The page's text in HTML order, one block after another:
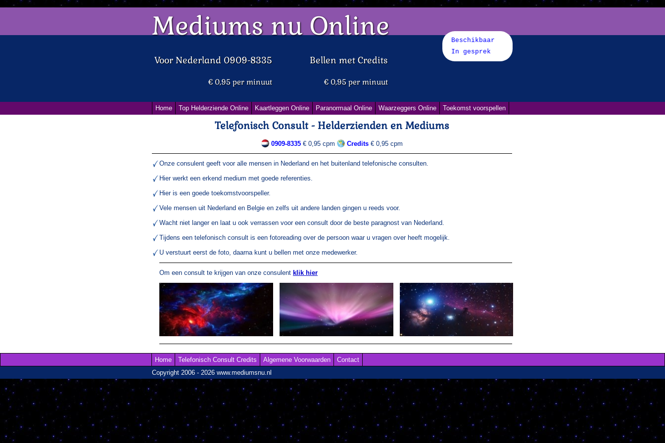
Mediums nu Online
Voor Nederland 0909-8335
€ 0,95 per minuut
Bellen met Credits
€ 0,95 per minuut
Beschikbaar
In gesprek
Home Top Helderziende Online Kaartleggen Online Paranormaal Online Waarzeggers Online Toekomst voorspellen
Telefonisch Consult - Helderzienden en Mediums
0909-8335 € 0,95 cpm Credits € 0,95 cpm
Onze consulent geeft voor alle mensen in Nederland en het buitenland telefonische consulten.
Hier werkt een erkend medium met goede referenties.
Hier is een goede toekomstvoorspeller.
Vele mensen uit Nederland en Belgie en zelfs uit andere landen gingen u reeds voor.
Wacht niet langer en laat u ook verrassen voor een consult door de beste paragnost van Nederland.
Tijdens een telefonisch consult is een fotoreading over de persoon waar u vragen over heeft mogelijk.
U verstuurt eerst de foto, daarna kunt u bellen met onze medewerker.
Om een consult te krijgen van onze consulent klik hier
Home Telefonisch Consult Credits Algemene Voorwaarden
Contact
Copyright 2006 - 2026 www.mediumsnu.nl